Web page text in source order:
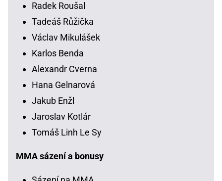
Radek Roušal
Tadeáš Růžička
Václav Mikulášek
Karlos Benda
Alexandr Cverna
Hana Gelnarová
Jakub Enžl
Jaroslav Kotlár
Tomáš Linh Le Sy
MMA sázení a bonusy